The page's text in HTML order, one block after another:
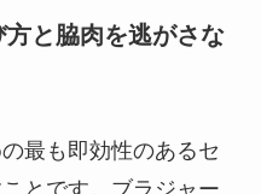
と脇肉を逃がさな
最も即効性のあるセ